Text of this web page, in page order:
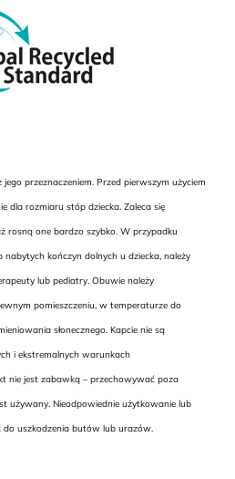
przeznaczeniem. Przed pierwszym użyciem
dla rozmiaru stóp dziecka. Zaleca się
rosną one bardzo szybko. W przypadku
kończyn dolnych u dziecka, należy
lub pediatry. Obuwie należy
pomieszczeniu, w temperaturze do
słonecznego. Kapcie nie są
i ekstremalnych warunkach
nie jest zabawką – przechowywać poza
używany. Nieodpowiednie użytkowanie lub
uszkodzenia butów lub urazów.